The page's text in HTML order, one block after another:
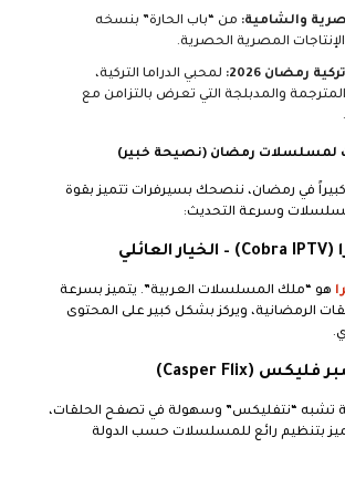
والشامية: من “باب الحارة” بنسخه
المصرية الحصرية.
لمحبي الدراما التركية،
والمدبلجة التي تعرض بالتزامن مع
لمسلسلات رمضان (نصيحة خبير)
في رمضان، ننصحك بسيرفرات تتميز بقوة
وسرعة التحديث:
هو “ملك المسلسلات العربية”. يتميز بسرعة
الرمضانية، ويركز بشكل كبير على المحتوى
تشبه “نتفليكس” وسهولة في تصفح الحلقات،
بتنظيم رائع للمسلسلات حسب الدولة